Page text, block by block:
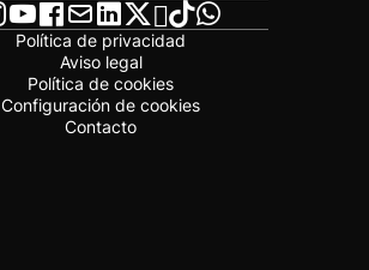
Política de privacidad
Aviso legal
Política de cookies
Configuración de cookies
Contacto